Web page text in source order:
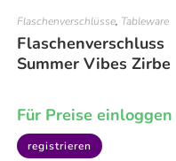
Flaschenverschlüsse, Tableware
Flaschenverschluss
Summer Vibes Zirbe
Für Preise einloggen
registrieren